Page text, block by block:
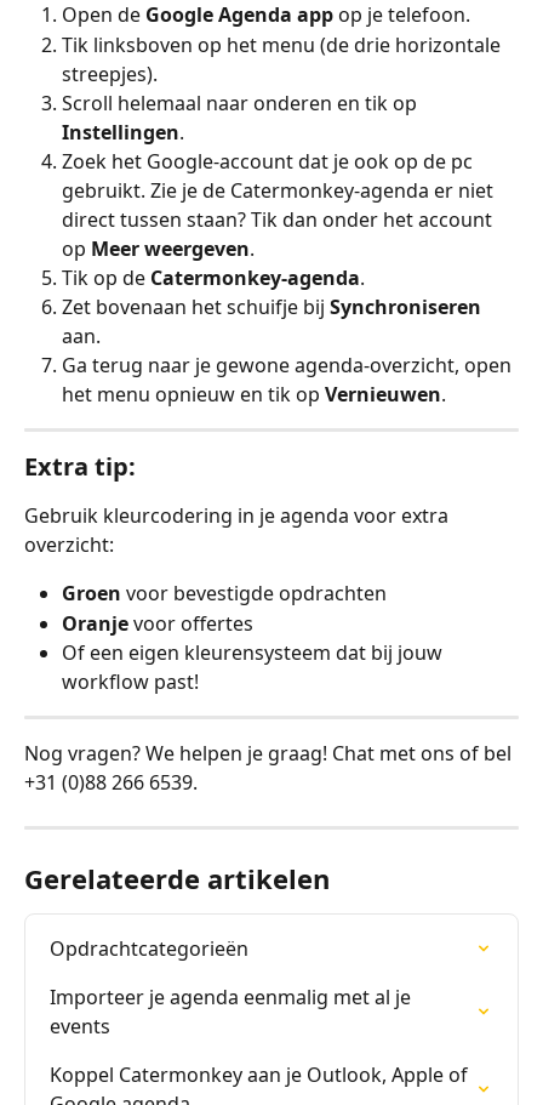
Open de Google Agenda app op je telefoon.
Tik linksboven op het menu (de drie horizontale
streepjes).
Scroll helemaal naar onderen en tik op
Instellingen.
Zoek het Google-account dat je ook op de pc
gebruikt. Zie je de Catermonkey-agenda er niet
direct tussen staan? Tik dan onder het account
op Meer weergeven.
Tik op de Catermonkey-agenda.
Zet bovenaan het schuifje bij Synchroniseren
aan.
Ga terug naar je gewone agenda-overzicht, open
het menu opnieuw en tik op Vernieuwen.
Extra tip:
Gebruik kleurcodering in je agenda voor extra
overzicht:
Groen voor bevestigde opdrachten
Oranje voor offertes
Of een eigen kleurensysteem dat bij jouw
workflow past!
Nog vragen? We helpen je graag! Chat met ons of bel
+31 (0)88 266 6539.
Gerelateerde artikelen
Opdrachtcategorieën
Importeer je agenda eenmalig met al je
events
Koppel Catermonkey aan je Outlook, Apple of